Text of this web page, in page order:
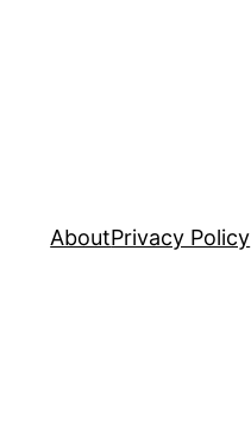
AboutPrivacy Policy